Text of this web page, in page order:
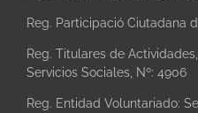
Reg. Participació Ciutadana
Reg. Titulares de
Servicios Sociales, Nº: 4906
Reg. Entidad Voluntariado: